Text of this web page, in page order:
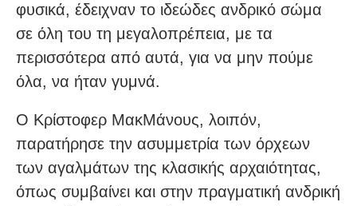
φυσικά, έδειχναν το ιδεώδες ανδρικό σώμα
σε όλη του τη μεγαλοπρέπεια, με τα
περισσότερα από αυτά, για να μην πούμε
όλα, να ήταν γυμνά.
Ο Κρίστοφερ ΜακΜάνους, λοιπόν,
παρατήρησε την ασυμμετρία των όρχεων
των αγαλμάτων της κλασικής αρχαιότητας,
όπως συμβαίνει και στην πραγματική ανδρική